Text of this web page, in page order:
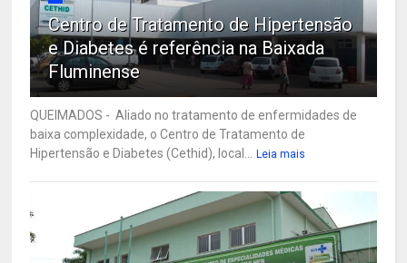
Centro de Tratamento de Hipertensão
e Diabetes é referência na Baixada
Fluminense
QUEIMADOS - Aliado no tratamento de enfermidades de
baixa complexidade, o Centro de Tratamento de
Hipertensão e Diabetes (Cethid), local...
Leia mais